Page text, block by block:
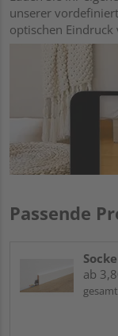
unserer
optischen
Passende
ab